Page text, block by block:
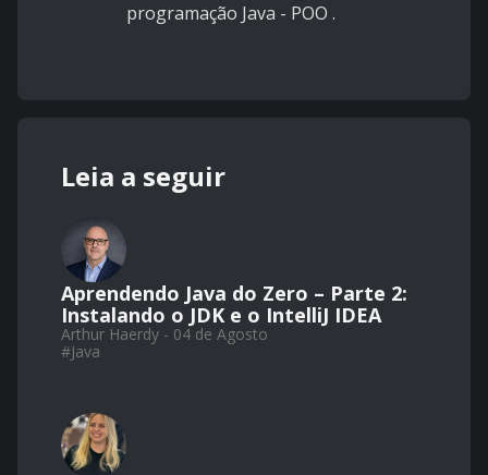
programação Java - POO .
Leia a seguir
Aprendendo Java do Zero – Parte 2:
Instalando o JDK e o IntelliJ IDEA
Arthur Haerdy - 04 de Agosto
#Java